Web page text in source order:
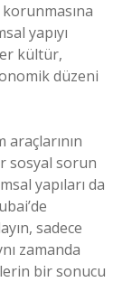
yapıyı
kültür,
düzeni
sosyal sorun
yapıları da
sadece
zamanda
bir sonucu